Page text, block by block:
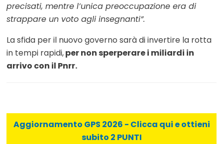
precisati, mentre l’unica preoccupazione era di
strappare un voto agli insegnanti”.
La sfida per il nuovo governo sarà di invertire la rotta
in tempi rapidi,per non sperperare i miliardi in
arrivo con il Pnrr.
Aggiornamento GPS 2026 - Clicca qui e ottieni
subito 2 PUNTI